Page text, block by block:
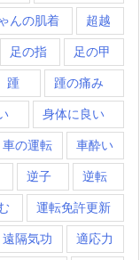
んの肌着 超越
足の指 足の甲
踵 踵の痛み
身体に良い
車の運転 車酔い
逆子 逆転
運転免許更新
遠隔気功 適応力